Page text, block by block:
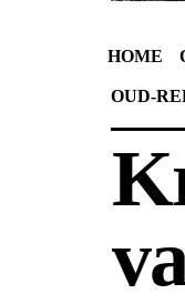
HOME
OUD-